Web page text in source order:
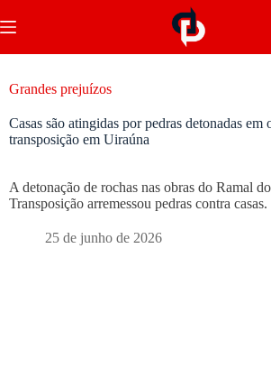
Grandes prejuízos
Casas são atingidas por pedras detonadas em
transposição em Uiraúna
A detonação de rochas nas obras do Ramal
Transposição arremessou pedras contra casas.
25 de junho de 2026